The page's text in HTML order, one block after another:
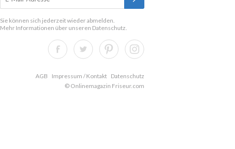
Sie können sich jederzeit wieder abmelden.
Mehr Informationen über unseren Datenschutz.
AGB Impressum / Kontakt
Datenschutz
© Onlinemagazin Friseur.com